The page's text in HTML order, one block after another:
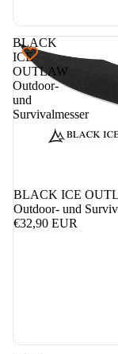
BLACK
ICE
OUTLAW
Outdoor-
und
Survivalmesser
BLACK ICE
Outdoor- und
€32,90 EUR